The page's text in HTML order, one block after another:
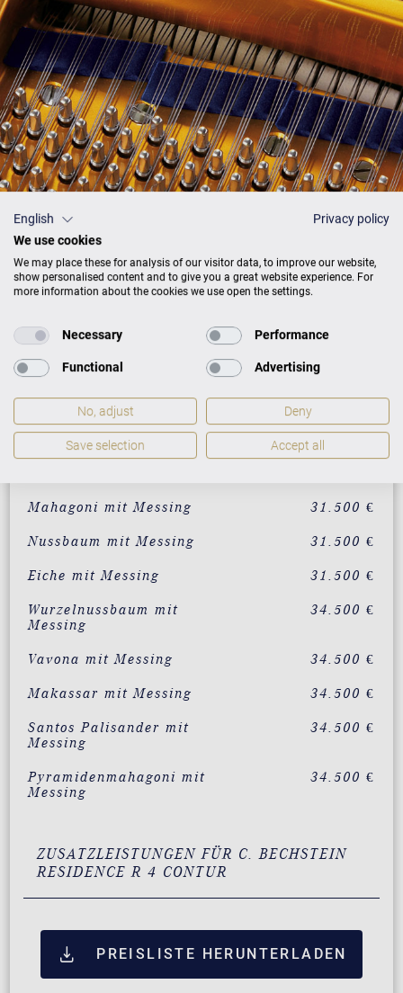
Preisliste
AUSFÜHRUNG PREISE
individualisierbar in 200
RAL-Farben
34.500 €
Mahagoni mit Messing 31.500 €
Nussbaum mit Messing 31.500 €
Eiche mit Messing 31.500 €
Wurzelnussbaum mit
Messing
34.500 €
Vavona mit Messing 34.500 €
Makassar mit Messing 34.500 €
Santos Palisander mit
Messing
34.500 €
Pyramidenmahagoni mit
Messing
34.500 €
ZUSATZLEISTUNGEN FÜR C. BECHSTEIN
RESIDENCE R 4 CONTUR
PREISLISTE HERUNTERLADEN
English
Privacy policy
We use cookies
We may place these for analysis of our visitor data, to improve our website,
show personalised content and to give you a great website experience. For
more information about the cookies we use open the settings.
Necessary Performance
Functional Advertising
No, adjust Deny
Save selection Accept all